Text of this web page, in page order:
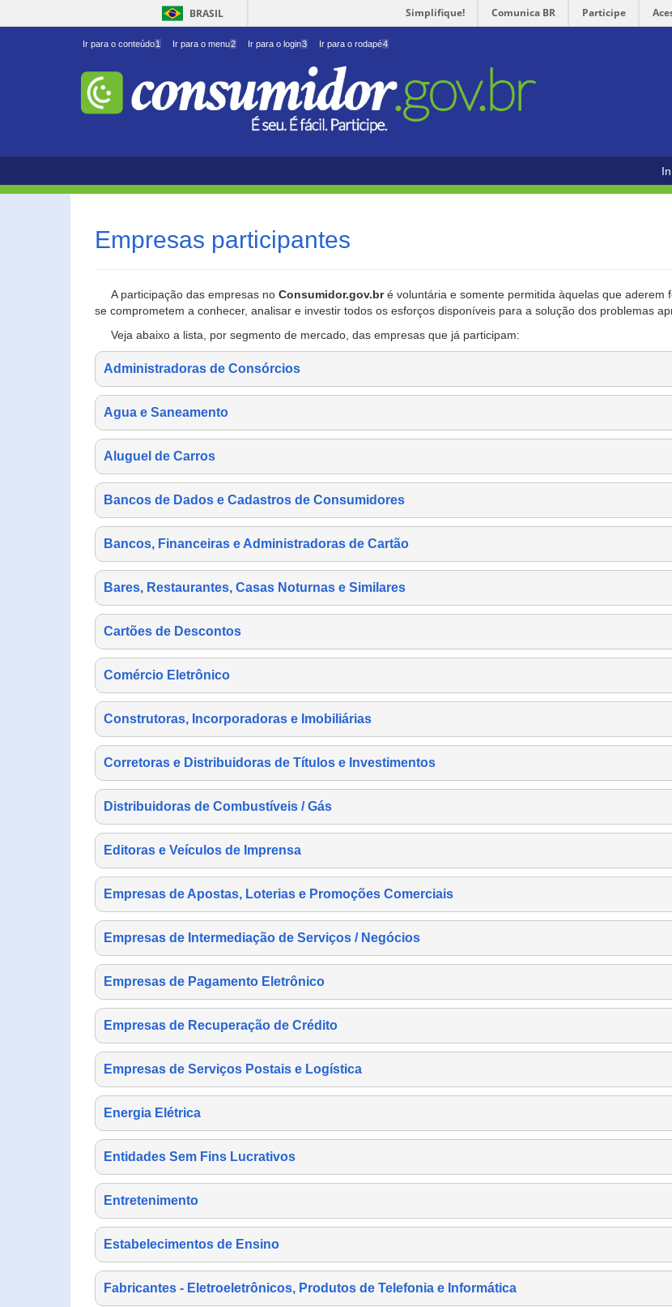
BRASIL Simplifique! Comunica BR Participe
Ir para o conteúdo1 Ir para o menu2 Ir para o login3 Ir para o rodapé4
Empresas participantes
A participação das empresas no Consumidor.gov.bré voluntária e somente permitida àquelas que aderem
se comprometem a conhecer, analisar e investir todos os esforços disponíveis para a solução dos problemas
Veja abaixo a lista, por segmento de mercado, das empresas que já participam:
Administradoras de Consórcios
Agua e Saneamento
Aluguel de Carros
Bancos de Dados e Cadastros de Consumidores
Bancos, Financeiras e Administradoras de Cartão
Bares, Restaurantes, Casas Noturnas e Similares
Cartões de Descontos
Comércio Eletrônico
Construtoras, Incorporadoras e Imobiliárias
Corretoras e Distribuidoras de Títulos e Investimentos
Distribuidoras de Combustíveis / Gás
Editoras e Veículos de Imprensa
Empresas de Apostas, Loterias e Promoções Comerciais
Empresas de Intermediação de Serviços / Negócios
Empresas de Pagamento Eletrônico
Empresas de Recuperação de Crédito
Empresas de Serviços Postais e Logística
Energia Elétrica
Entidades Sem Fins Lucrativos
Entretenimento
Estabelecimentos de Ensino
Fabricantes - Eletroeletrônicos, Produtos de Telefonia e Informática